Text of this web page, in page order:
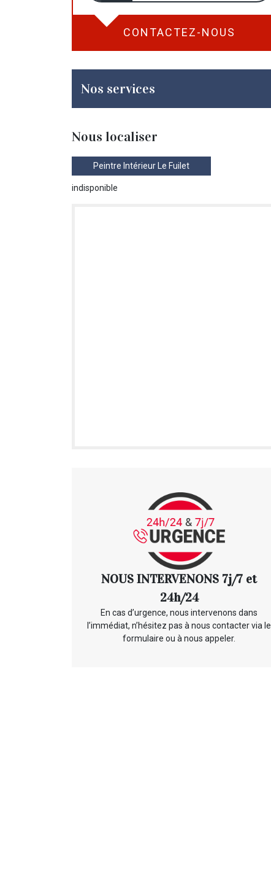
CONTACTEZ-NOUS
Nos services
Nous localiser
Peintre Intérieur Le Fuilet
indisponible
NOUS INTERVENONS 7j/7 et
24h/24
En cas d’urgence, nous intervenons dans
l’immédiat, n’hésitez pas à nous contacter via le
formulaire ou à nous appeler.